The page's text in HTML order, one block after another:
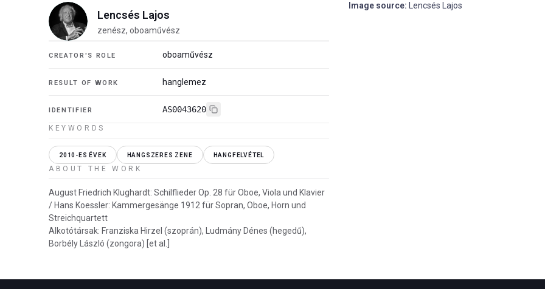
Lencsés Lajos
zenész, oboaművész
CREATOR'S ROLE oboaművész
RESULT OF WORK hanglemez
IDENTIFIER AS0043620
KEYWORDS
2010-ES ÉVEK HANGSZERES ZENE HANGFELVÉTEL
ABOUT THE WORK
August Friedrich Klughardt: Schilflieder Op. 28 für Oboe, Viola und Klavier
/ Hans Koessler: Kammergesänge 1912 für Sopran, Oboe, Horn und
Streichquartett
Alkotótársak: Franziska Hirzel (szoprán), Ludmány Dénes (hegedű),
Borbély László (zongora) [et al.]
Image source: Lencsés Lajos